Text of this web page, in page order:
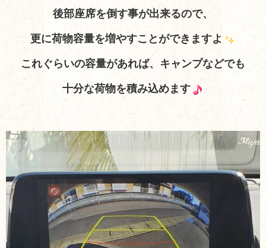
後部座席を倒す事が出来るので、
更に荷物容量を増やすことができますよ
これぐらいの容量があれば、キャンプなどでも
十分な荷物を積み込めます